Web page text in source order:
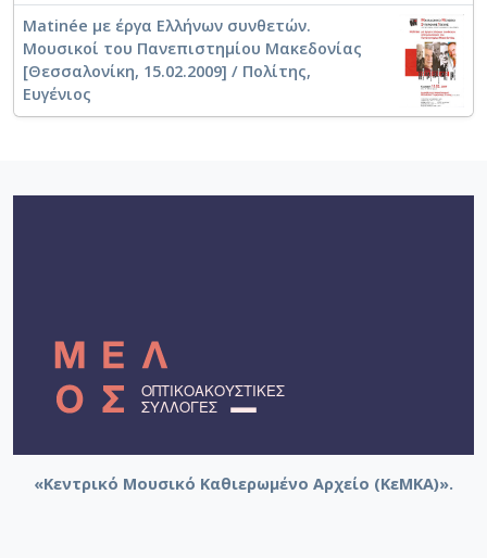
Matinée με έργα Ελλήνων συνθετών.
Μουσικοί του Πανεπιστημίου Μακεδονίας
[Θεσσαλονίκη, 15.02.2009] / Πολίτης,
Ευγένιος
«Κεντρικό Μουσικό Καθιερωμένο Αρχείο (ΚεΜΚΑ)».